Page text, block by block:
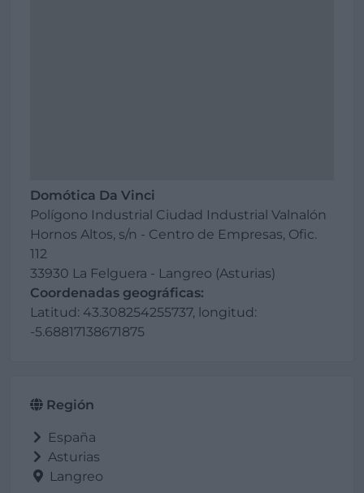
Domótica Da Vinci
Polígono Industrial Ciudad Industrial Valnalón
Hornos Altos, s/n - Centro de Empresas, Ofic.
112
33930 La Felguera - Langreo (Asturias)
Coordenadas geográficas:
Latitud: 43.308254255737, longitud:
-5.68817138671875
Región
España
Asturias
Langreo